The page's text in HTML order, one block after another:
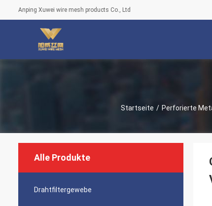
Anping Xuwei wire mesh products Co., Ltd
Startseite / Perforierte
Alle Produkte
Drahtfiltergewebe